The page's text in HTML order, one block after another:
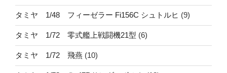
タミヤ 1/48 フィーゼラー Fi156C シュトルヒ (9)
タミヤ 1/72 零式艦上戦闘機21型 (6)
タミヤ 1/72 飛燕 (10)